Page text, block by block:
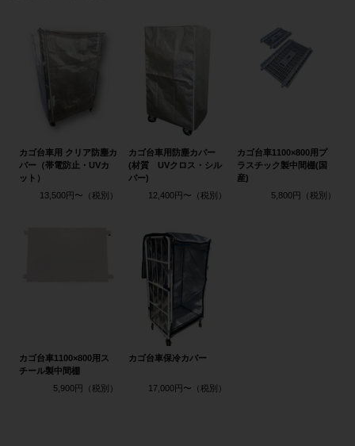
カゴ台車用 クリア防塵カ
バー（帯電防止・UVカ
ット）
13,500円〜
カゴ台車用防塵カバー
(材質 UVクロス・シル
バー)
12,400円〜
カゴ台車1100×800用プ
ラスチック製中間棚(国
産)
5,800円
カゴ台車1100×800用ス
チール製中間棚
5,900円
カゴ台車保冷カバー
17,000円〜